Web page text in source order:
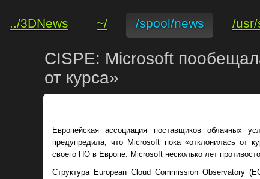
../3DNews ~/ /spool/news /
CISPE: Microsoft
от курса»
Европейская ассоциация поставщиков облачных
предупредила, что Microsoft пока «отклонилась от
своего ПО в Европе. Microsoft несколько лет
Структура European Cloud Commission Observatory